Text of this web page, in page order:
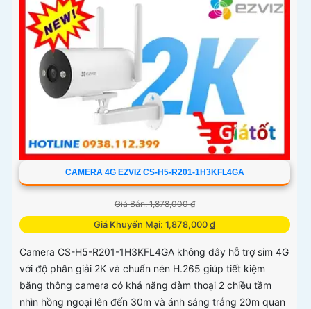
CAMERA 4G EZVIZ CS-H5-R201-1H3KFL4GA
Giá Bán: 1,878,000 ₫
Giá Khuyến Mại: 1,878,000 ₫
Camera CS-H5-R201-1H3KFL4GA không dây hỗ trợ sim 4G
với độ phân giải 2K và chuẩn nén H.265 giúp tiết kiệm
băng thông camera có khả năng đàm thoại 2 chiều tầm
nhìn hồng ngoại lên đến 30m và ánh sáng trắng 20m quan